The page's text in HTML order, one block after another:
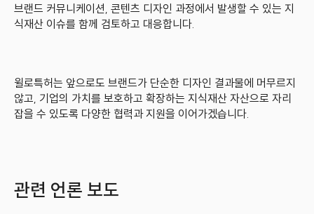
브랜드 커뮤니케이션, 콘텐츠 디자인 과정에서 발생할 수 있는 지
식재산 이슈를 함께 검토하고 대응합니다.
윌로특허는 앞으로도 브랜드가 단순한 디자인 결과물에 머무르지
않고, 기업의 가치를 보호하고 확장하는 지식재산 자산으로 자리
잡을 수 있도록 다양한 협력과 지원을 이어가겠습니다.
관련 언론 보도